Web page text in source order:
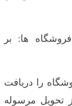
ها: بر
را دریافت
تحویل مرسوله